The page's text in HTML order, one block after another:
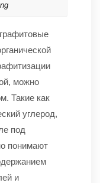
можно
Такие как
углерод,
под
понимают
и